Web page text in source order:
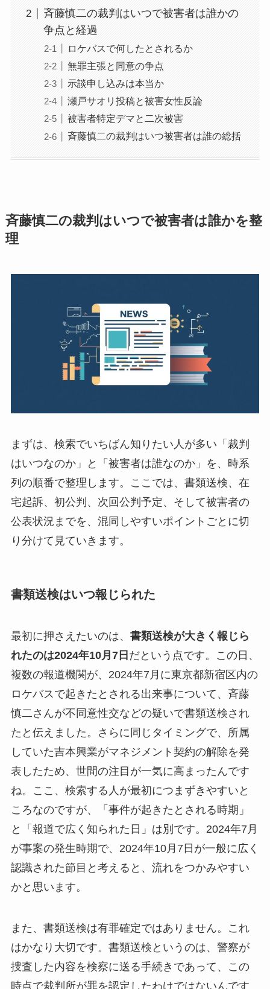
斉藤慎二の裁判はいつで被害者は誰かの
争点と経過
ロケバスで何したとされるか
無罪主張と同意の争点
示談申し込みは本当か
瀬戸サオリ投稿と被害女性反論
被害者特定デマと二次被害
斉藤慎二の裁判はいつ被害者は誰の総括
斉藤慎二の裁判はいつで被害者は誰かを整
理
まずは、検索でいちばん知りたい人が多い「裁判
はいつなのか」と「被害者は誰なのか」を、時系
列の順番で整理します。ここでは、書類送検、在
宅起訴、初公判、次回公判予定、そして被害者の
公表状況までを、混同しやすいポイントごとに切
り分けて見ていきます。
書類送検はいつ報じられた
最初に押さえたいのは、 書類送検が大きく報じら
れたのは2024年10月7日 だという点です。この日、
複数の報道機関が、2024年7月に東京都新宿区内の
ロケバスで起きたとされる出来事について、斉藤
慎二さんが不同意性交などの疑いで書類送検され
たと伝えました。さらに同じタイミングで、所属
していた吉本興業がマネジメント契約の解除を発
表したため、世間の注目が一気に高まったんです
ね。ここ、検索する人が最初につまずきやすいと
ころなのですが、「事件が起きたとされる時期」
と「報道で広く知られた日」は別です。2024年7月
が事案の発生時期で、2024年10月7日が一般に広く
認識された節目と考えると、流れをつかみやすい
かと思います。
また、書類送検は有罪確定ではありません。これ
はかなり大切です。書類送検というのは、警察が
捜査した内容を検察に送る手続きであって、この
時点で裁判所が罪を認定したわけではないんです